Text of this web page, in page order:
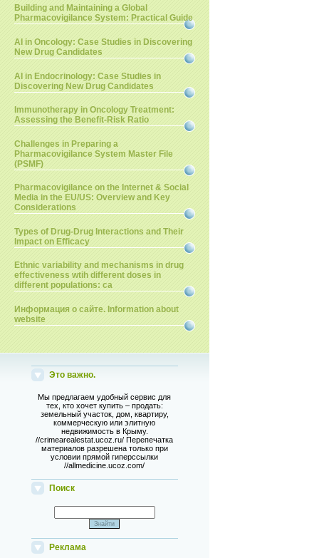
Building and Maintaining a Global
Pharmacovigilance System: Practical Guide
AI in Oncology: Case Studies in Discovering
New Drug Candidates
AI in Endocrinology: Case Studies in
Discovering New Drug Candidates
Immunotherapy in Oncology Treatment:
Assessing the Benefit-Risk Ratio
Challenges in Preparing a
Pharmacovigilance System Master File
(PSMF)
Pharmacovigilance on the Internet & Social
Media in the EU/US: Overview and Key
Considerations
Types of Drug-Drug Interactions and Their
Impact on Efficacy
Ethnic variability and mechanisms in drug
effectiveness wtih different doses in
different populations: ca
Информация о сайте. Information about
website
Это важно.
Мы предлагаем удобный сервис для
тех, кто хочет купить – продать:
земельный участок, дом, квартиру,
коммерческую или элитную
недвижимость в Крыму.
//crimearealestat.ucoz.ru/ Перепечатка
материалов разрешена только при
условии прямой гиперссылки
//allmedicine.ucoz.com/
Поиск
Реклама